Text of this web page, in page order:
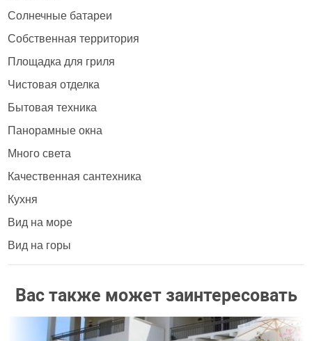
Солнечные батареи
Собственная территория
Площадка для гриля
Чистовая отделка
Бытовая техника
Панорамные окна
Много света
Качественная сантехника
Кухня
Вид на море
Вид на горы
Вас также может заинтересовать